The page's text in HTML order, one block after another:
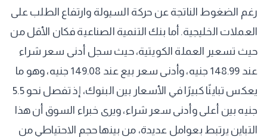
رغم الضغوط الناتجة عن حركة السيولة وارتفاع الطلب على
العملات الخليجية. أما بنك التنمية الصناعية فكان الأقل من
حيث تسعير العملة الكويتية، حيث سجل أدنى سعر شراء
عند 148.99 جنيه، وأدنى سعر بيع عند 149.08 جنيه، وهو ما
يعكس تباينًا كبيرًا في الأسعار بين البنوك، إذ تفصل نحو 5.5
جنيه بين أعلى وأدنى سعر شراء، ويرى خبراء السوق أن هذا
التباين يرتبط بعوامل عديدة، من بينها حجم الاحتياطي من